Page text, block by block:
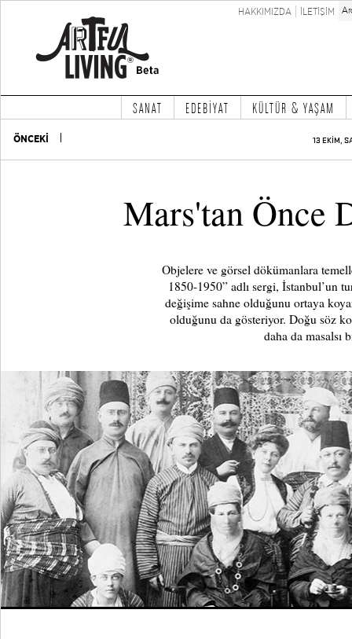
HAKKIMIZDA İLETİŞİM
SANAT EDEBİYAT KÜLTÜR & YAŞAM
ÖNCEKİ 13 EKİM,
Mars'tan Önce
Objelere ve görsel dökümanlara
1850-1950” adlı sergi, İstanbul’un
değişime sahne olduğunu ortaya
olduğunu da gösteriyor. Doğu söz
daha da masalsı